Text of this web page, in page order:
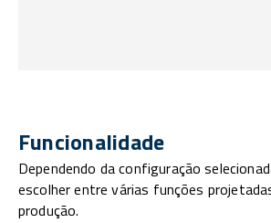
Funcionalidade
Dependendo da configuração
escolher entre várias funções
produção.